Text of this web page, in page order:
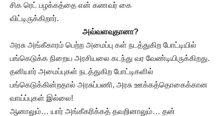
சிக ரெட் பழக்கத்தை என் கணவர் கை
விட்டிருக்கிறார்.
அவ்வளவுதானா?
அரசு அங்கீகாரம் பெற்ற அமைப்பு கள் நடத்துகிற போட்டியில்
பங்கெடுக்க நிறைய அரசியலை கடந்து வர வேண்டியிருக்கிறது.
தனியார் அமைப்புகள் நடத்துகிற போட்டிகளில்
பங்கெடுக்கின்றதால் அரசுப்பணி, அரசு ஊக்கத்தொகைக்கான
வாய்ப்புகள் இல்லை!
ஆனாலும்… யார் அங்கீகரிக்கத் தவறினாலும்… தன்